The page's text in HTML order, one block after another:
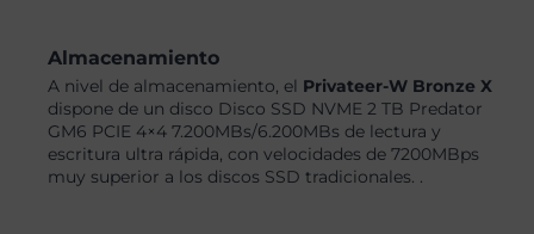
Almacenamiento
A nivel de almacenamiento, el Privateer-W Bronze X
dispone de un disco Disco SSD NVME 2 TB Predator
GM6 PCIE 4×4 7.200MBs/6.200MBs de lectura y
escritura ultra rápida, con velocidades de 7200MBps
muy superior a los discos SSD tradicionales. .